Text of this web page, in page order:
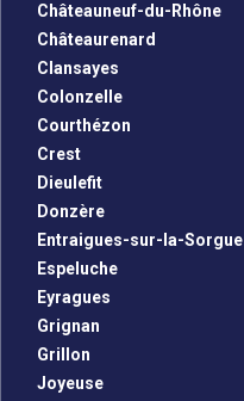
Châteauneuf-du-Rhône
Châteaurenard
Clansayes
Colonzelle
Courthézon
Crest
Dieulefit
Donzère
Entraigues-sur-la-Sorgue
Espeluche
Eyragues
Grignan
Grillon
Joyeuse